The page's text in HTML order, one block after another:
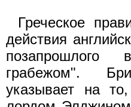
Греческое
действия
позапрошлого
грабежом".
указывает на